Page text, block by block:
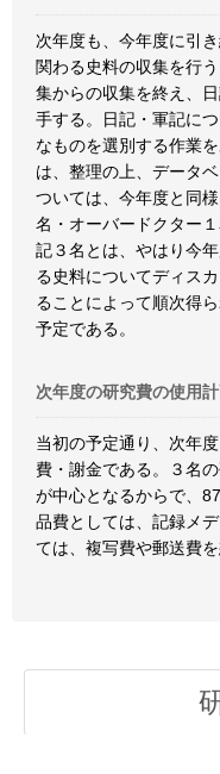
次年度も、今年度に引
関わる史料の収集を行
集からの収集を終え、
手する。日記・軍記に
なものを選別する作業
は、整理の上、データ
ついては、今年度と同
名・オーバードクター
記３名とは、やはり今
る史料についてディス
ることによって順次得
予定である。
次年度の研究費の使用
当初の予定通り、次年
費・謝金である。３名
が中心となるからで、
品費としては、記録メ
ては、複写費や郵送費